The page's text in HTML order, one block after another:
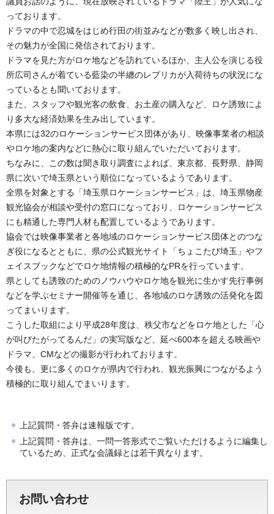
っております。
ドラマの中で忍城をはじめ行田の街並みなどが数多く映し出され、
その魅力が全国に発信されております。
ドラマを見た方がロケ地などを訪れているほか、主人公を演じる役
所広司さんが着ている藍染の半纏のレプリカが入荷待ちの状況にな
っているとも聞いております。
また、スタッフや観光客の飲食、お土産の購入など、ロケ誘致によ
り多大な経済効果を生み出しています。
本県には32のロケーションサービス団体があり、映像事業者の相談
やロケ地の案内などに熱心に取り組んでいただいております。
ちなみに、この数は聞き取り調査によれば、東京都、長野県、静岡
県に次いで埼玉県という順位になっているようであります。
全県を対象とする「埼玉県ロケーションサービス」は、埼玉県物産
観光協会が相談や受付の窓口になっており、ロケーションサービス
にも精通した専門人材も配置しているようであります。
協会では映像事業者と各地域のロケーションサービス団体とのつな
ぎ役になるとともに、県の公式観光サイト「ちょこたび埼玉」やフ
ェイスブックなどでロケ地情報の積極的なPRを行っています。
県としても誘致のためのノウハウやロケ地を観光に生かす先行事例
などを学ぶセミナー開催等を通じ、各地域のロケ誘致の活発化を図
ってまいります。
こうした取組により平成28年度は、秩父市などをロケ地とした「心
が叫びたがってるんだ」の実写版など、延べ600本を超える映画や
ドラマ、CMなどの撮影が行われております。
今後も、更に多くのロケが県内で行われ、観光振興につながるよう
積極的に取り組んでまいります。
上記質問・答弁は速報版です。
上記質問・答弁は、一問一答形式でご覧いただけるように編集し
ているため、正式な会議録とは若干異なります。
お問い合わせ